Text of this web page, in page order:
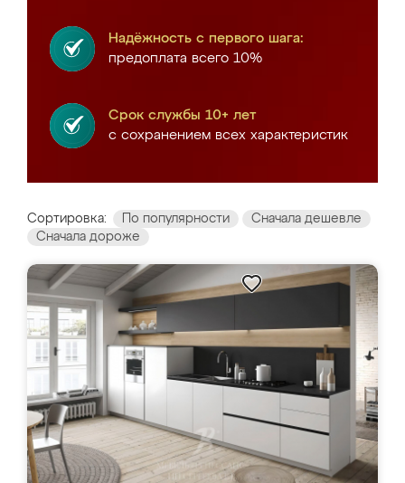
Надёжность с первого шага:
предоплата всего 10%
Срок службы 10+ лет
с сохранением всех характеристик
Сортировка: По популярности
Сначала дешевле
Сначала дороже